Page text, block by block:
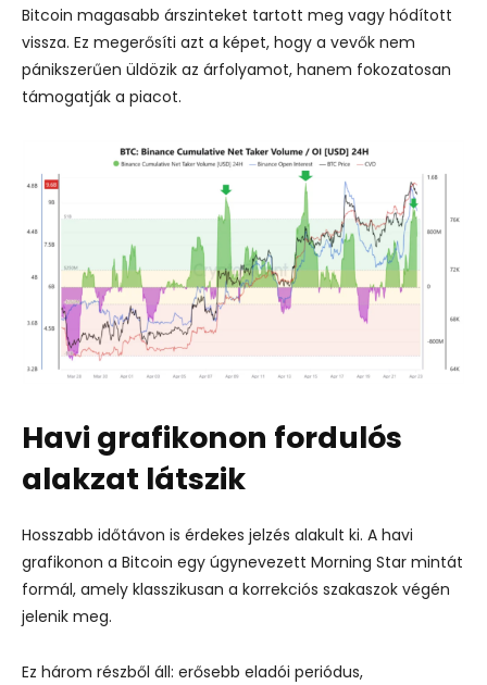
Bitcoin magasabb árszinteket tartott meg vagy hódított
vissza. Ez megerősíti azt a képet, hogy a vevők nem
pánikszerűen üldözik az árfolyamot, hanem fokozatosan
támogatják a piacot.
Havi grafikonon fordulós
alakzat látszik
Hosszabb időtávon is érdekes jelzés alakult ki. A havi
grafikonon a Bitcoin egy úgynevezett Morning Star mintát
formál, amely klasszikusan a korrekciós szakaszok végén
jelenik meg.
Ez három részből áll: erősebb eladói periódus,